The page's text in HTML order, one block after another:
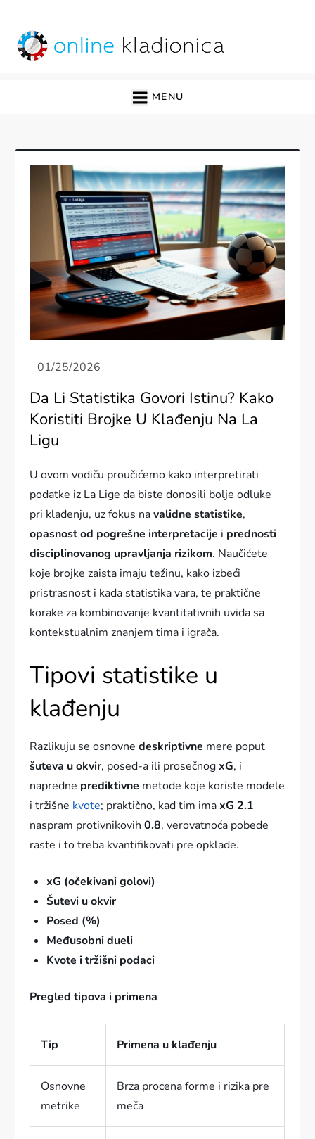
content
MENU
Da Li Statistika Govori Istinu? Kako
Koristiti Brojke U Klađenju Na La
Ligu
U ovom vodiču proučićemo kako interpretirati
podatke iz La Lige da biste donosili bolje odluke
pri klađenju, uz fokus navalidne statistike,
opasnost od pogrešne interpretacije i prednosti
disciplinovanog upravljanja rizikom. Naučićete
koje brojke zaista imaju težinu, kako izbeći
pristrasnost i kada statistika vara, te praktične
korake za kombinovanje kvantitativnih uvida sa
kontekstualnim znanjem tima i igrača.
Tipovi statistike u
klađenju
Razlikuju se osnovnedeskriptivne mere poput
šuteva u okvir, posed-a ili prosečnogxG, i
napredne prediktivne metode koje koriste modele
i tržišne kvote; praktično, kad tim imaxG 2.1
naspram protivnikovih0.8, verovatnoća pobede
raste i to treba kvantifikovati pre opklade.
xG (očekivani golovi)
Šutevi u okvir
Posed (%)
Međusobni dueli
Kvote i tržišni podaci
Pregled tipova i primena
Tip Primena u klađenju
Osnovne
metrike
Brza procena forme i rizika pre
meča